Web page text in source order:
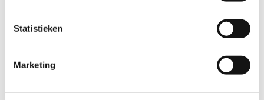
Statistieken
Marketing
Dan kun je contact opnemen met Linda van Eck,
coördinator Buurtgezinnen voor de gemeente Bunnik,
vialindavaneck@buurtgezinnen.nlof telefoonnummer